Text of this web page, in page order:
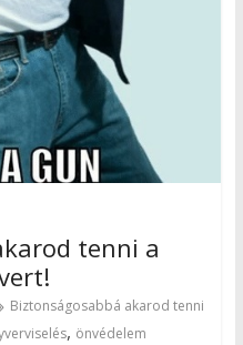
tenni a
Biztonságosabbá akarod tenni
, önvédelem